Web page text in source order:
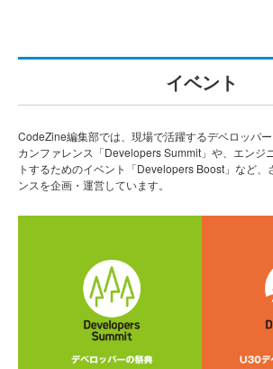
イベント
CodeZine編集部では、現場で活躍するデベロッパ
カンファレンス「Developers Summit」や、エンジ
トするためのイベント「Developers Boost」など、
ンスを企画・運営しています。